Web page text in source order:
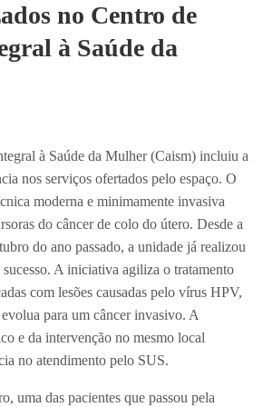
no Centro de
à Saúde da
à Saúde da Mulher (Caism) incluiu a
nos serviços ofertados pelo espaço. O
moderna e minimamente invasiva
do câncer de colo do útero. Desde a
do ano passado, a unidade já realizou
A iniciativa agiliza o tratamento
com lesões causadas pelo vírus HPV,
para um câncer invasivo. A
e da intervenção no mesmo local
no atendimento pelo SUS.
uma das pacientes que passou pela